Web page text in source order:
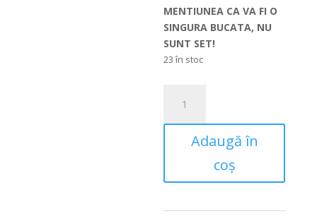
MENTIUNEA CA VA FI O
SINGURA BUCATA, NU
SUNT SET!
23 în stoc
protectie
degeteAdaugă în
coș